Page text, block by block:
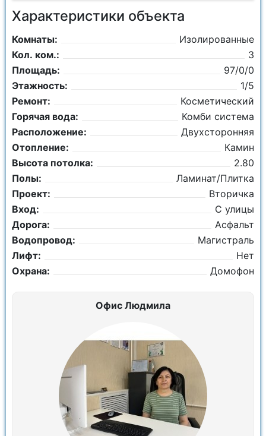
Характеристики объекта
Комнаты:
Изолированные
Кол. ком.:
3
Площадь:
97/0/0
Этажность:
1/5
Ремонт:
Косметический
Горячая вода:
Комби система
Расположение:
Двухсторонняя
Отопление:
Камин
Высота потолка:
2.80
Полы:
Ламинат/Плитка
Проект:
Вторичка
Вход:
С улицы
Дорога:
Асфальт
Водопровод:
Магистраль
Лифт:
Нет
Охрана:
Домофон
Офис Людмила